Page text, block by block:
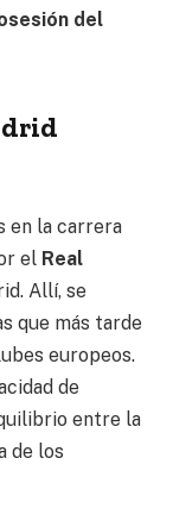
del
en la carrera
el Real
Allí, se
que más tarde
europeos.
de
entre la
de los